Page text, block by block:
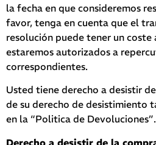
la fecha en que consideremos
favor, tenga en cuenta que el
resolución puede tener un
estaremos autorizados a
correspondientes.
Usted tiene derecho a desistir
de su derecho de desistimiento
en la “Politica de Devoluciones”.
Derecho a desistir de la